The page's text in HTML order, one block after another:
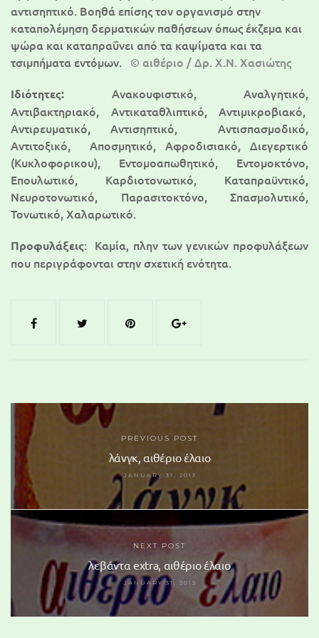
αντισηπτικό. Βοηθά επίσης τον οργανισμό στην
καταπολέμηση δερματικών παθήσεων όπως έκζεμα και
ψώρα και καταπραΰνει από τα καψίματα και τα
τσιμπήματα εντόμων. © αιθέριο / Δρ. Χ.Ν. Χασιώτης
Ιδιότητες: Ανακουφιστικό, Αναλγητικό,
Αντιβακτηριακό, Αντικαταθλιπτικό, Αντιμικροβιακό,
Αντιρευματικό, Αντισηπτικό, Αντισπασμοδικό,
Αντιτοξικό, Αποσμητικό, Αφροδισιακό, Διεγερτικό
(Κυκλοφορικου), Εντομοαπωθητικό, Εντομοκτόνο,
Επουλωτικό, Καρδιοτονωτικό, Καταπραϋντικό,
Νευροτονωτικό, Παρασιτοκτόνο, Σπασμολυτικό,
Τονωτικό, Χαλαρωτικό.
Προφυλάξεις: Καμία, πλην των γενικών προφυλάξεων
που περιγράφονται στην σχετική ενότητα.
PREVIOUS POST
λάνγκ, αιθέριο έλαιο
JANUARY 31, 2013
NEXT POST
λεβάντα extra, αιθέριο έλαιο
JANUARY 31, 2013